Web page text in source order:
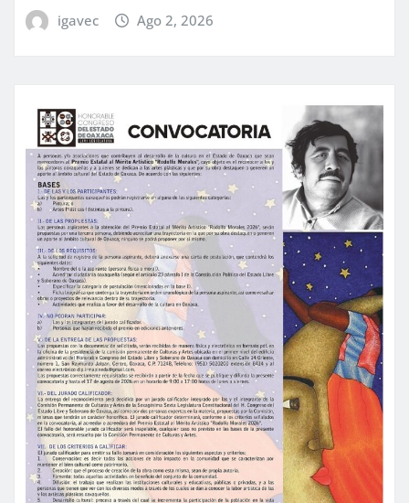
igavec Ago 2, 2026